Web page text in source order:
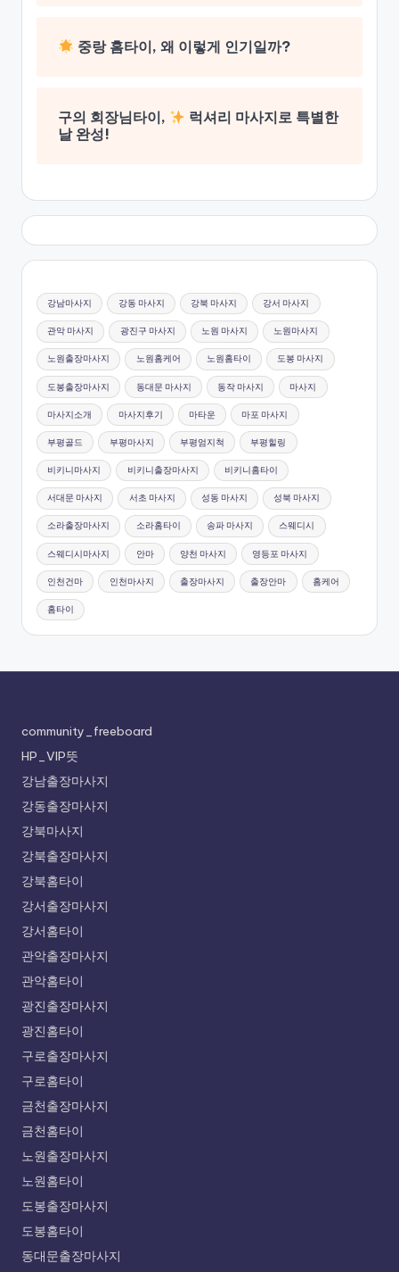
중랑 홈타이, 왜 이렇게 인기일까?
구의 회장님타이,
럭셔리 마사지로 특별한
날 완성!
강남마사지 강동 마사지 강북 마사지 강서 마사지
관악 마사지 광진구 마사지 노원 마사지 노원마사지
노원출장마사지 노원홈케어 노원홈타이 도봉 마사지
도봉출장마사지 동대문 마사지 동작 마사지 마사지
마사지소개 마사지후기 마타운 마포 마사지
부평골드 부평마사지 부평엄지척 부평힐링
비키니마사지 비키니출장마사지 비키니홈타이
서대문 마사지 서초 마사지 성동 마사지 성북 마사지
소라출장마사지 소라홈타이 송파 마사지 스웨디시
스웨디시마사지 안마 양천 마사지 영등포 마사지
인천건마 인천마사지 출장마사지 출장안마 홈케어
홈타이
community_freeboard
HP_VIP뜻
강남출장마사지
강동출장마사지
강북마사지
강북출장마사지
강북홈타이
강서출장마사지
강서홈타이
관악출장마사지
관악홈타이
광진출장마사지
광진홈타이
구로출장마사지
구로홈타이
금천출장마사지
금천홈타이
노원출장마사지
노원홈타이
도봉출장마사지
도봉홈타이
동대문출장마사지